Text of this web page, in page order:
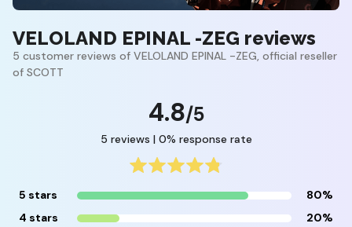
VELOLAND EPINAL -ZEG reviews
5 customer reviews of VELOLAND EPINAL -ZEG, official reseller
of SCOTT
4.8/5
5 reviews | 0% response rate
5 stars
80%
4 stars
20%